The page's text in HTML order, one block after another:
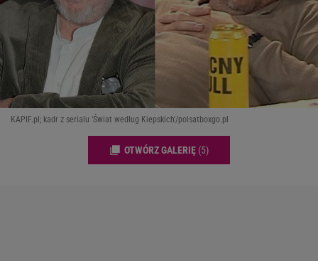
KAPIF.pl; kadr z serialu 'Świat według Kiepskich'/polsatboxgo.pl
OTWÓRZ GALERIĘ (5)